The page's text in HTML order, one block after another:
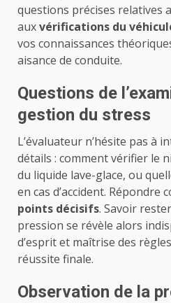
questions précises relatives
auxvérifications du
vos connaissances
aisance de conduite.
Questions de
gestion du stress
L’évaluateur n’hésite pas à
détails : comment vérifier le
du liquide lave-glace, ou
en cas d’accident. Répondre
points décisifs. Savoir
pression se révèle alors
d’esprit et maîtrise des
réussite finale.
Observation de la